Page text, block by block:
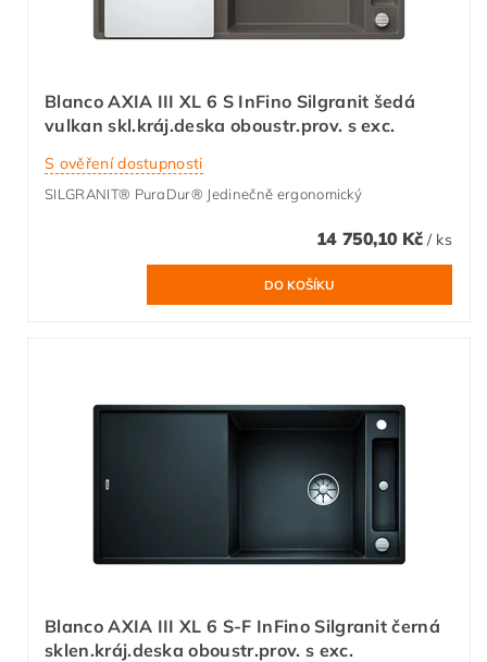
Blanco AXIA III XL 6 S InFino Silgranit šedá
vulkan skl.kráj.deska oboustr.prov. s exc.
S ověření dostupnosti
SILGRANIT® PuraDur® Jedinečně ergonomický
14 750,10 Kč / ks
Blanco AXIA III XL 6 S-F InFino Silgranit černá
sklen.kráj.deska oboustr.prov. s exc.